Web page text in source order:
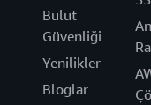
Bulut
Güvenliği
Yenilikler
Bloglar